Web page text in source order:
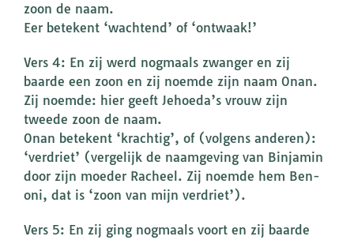
zoon de naam.
Eer betekent ‘wachtend’ of ‘ontwaak!’
Vers 4: En zij werd nogmaals zwanger en zij
baarde een zoon en zij noemde zijn naam Onan.
Zij noemde: hier geeft Jehoeda’s vrouw zijn
tweede zoon de naam.
Onan betekent ‘krachtig’, of (volgens anderen):
‘verdriet’ (vergelijk de naamgeving van Binjamin
door zijn moeder Racheel. Zij noemde hem Ben-
oni, dat is ‘zoon van mijn verdriet’).
Vers 5: En zij ging nogmaals voort en zij baarde